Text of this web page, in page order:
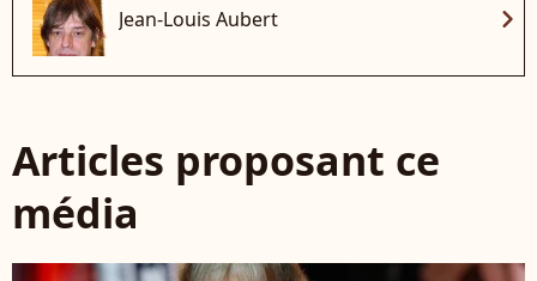
Jean-Louis Aubert chevron_right
Articles proposant ce
média